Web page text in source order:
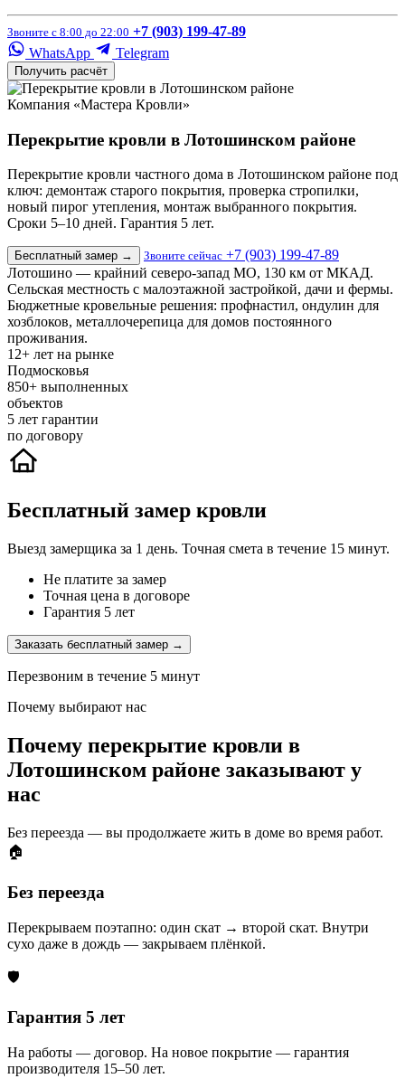
Звоните с 8:00 до 22:00 +7 (903) 199-47-89
WhatsApp
Telegram
Получить расчёт
Компания «Мастера Кровли»
Перекрытие кровли в Лотошинском районе
Перекрытие кровли частного дома в Лотошинском районе под
ключ: демонтаж старого покрытия, проверка стропилки,
новый пирог утепления, монтаж выбранного покрытия.
Сроки 5–10 дней. Гарантия 5 лет.
Бесплатный замер → Звоните сейчас +7 (903) 199-47-89
Лотошино — крайний северо-запад МО, 130 км от МКАД.
Сельская местность с малоэтажной застройкой, дачи и фермы.
Бюджетные кровельные решения: профнастил, ондулин для
хозблоков, металлочерепица для домов постоянного
проживания.
12+ лет на рынке
Подмосковья
850+ выполненных
объектов
5 лет гарантии
по договору
Бесплатный замер кровли
Выезд замерщика за 1 день. Точная смета в течение 15 минут.
Не платите за замер
Точная цена в договоре
Гарантия 5 лет
Заказать бесплатный замер →
Перезвоним в течение 5 минут
Почему выбирают нас
Почему перекрытие кровли в
Лотошинском районе заказывают у
нас
Без переезда — вы продолжаете жить в доме во время работ.
🏠
Без переезда
Перекрываем поэтапно: один скат → второй скат. Внутри
сухо даже в дождь — закрываем плёнкой.
🛡️
Гарантия 5 лет
На работы — договор. На новое покрытие — гарантия
производителя 15–50 лет.